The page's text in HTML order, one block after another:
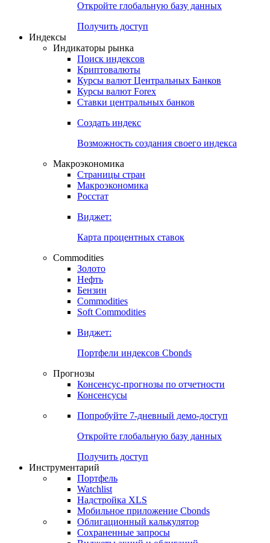
Откройте глобальную базу данных
Получить доступ
Индексы
Индикаторы рынка
Поиск индексов
Криптовалюты
Курсы валют Центральных Банков
Курсы валют Forex
Ставки центральных банков
Создать индекс
Возможность создания своего индекса
Макроэкономика
Страницы стран
Макроэкономика
Росстат
Виджет:
Карта процентных ставок
Commodities
Золото
Нефть
Бензин
Commodities
Soft Commodities
Виджет:
Портфели индексов Cbonds
Прогнозы
Консенсус-прогнозы по отчетности
Консенсусы
Попробуйте 7-дневный демо-доступ
Откройте глобальную базу данных
Получить доступ
Инструментарий
Портфель
Watchlist
Надстройка XLS
Мобильное приложение Cbonds
Облигационный калькулятор
Сохраненные запросы